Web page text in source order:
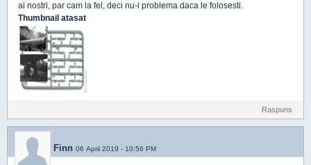
ai nostri, par cam la fel, deci nu-i problema daca le folosesti.
Thumbnail atasat
Raspuns
Finn 06 April 2019 - 10:56 PM